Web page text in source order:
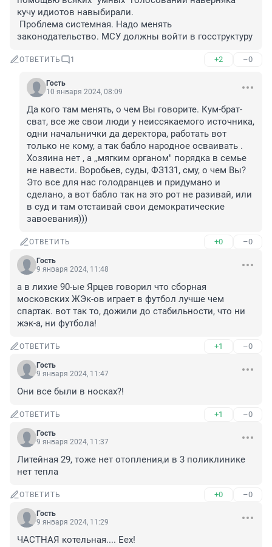
кучу идиотов навыбирали.
Проблема системная. Надо менять
законодательство. МСУ должны войти в госструктуру
ОТВЕТИТЬ 1 +2 –0
Гость
10 января 2024, 08:09
Да кого там менять, о чем Вы говорите. Кум-брат-
сват, все же свои люди у неиссякаемого источника,
одни начальнички да деректора, работать вот
только не кому, а так бабло народное осваивать .
Хозяина нет , а ,,мягким органом" порядка в семье
не навести. Воробьев, суды, ФЗ131, сму, о чем Вы?
Это все для нас голодранцев и придумано и
сделано, а вот бабло так на это рот не разивай, или
в суд и там отстаивай свои демократические
завоевания)))
ОТВЕТИТЬ +0 –0
Гость
9 января 2024, 11:48
а в лихие 90-ые Ярцев говорил что сборная
московских ЖЭк-ов играет в футбол лучше чем
спартак. вот так то, дожили до стабильности, что ни
жэк-а, ни футбола!
ОТВЕТИТЬ +1 –0
Гость
9 января 2024, 11:47
Они все были в носках?!
ОТВЕТИТЬ +1 –0
Гость
9 января 2024, 11:37
Литейная 29, тоже нет отопления,и в 3 поликлинике
нет тепла
ОТВЕТИТЬ +0 –0
Гость
9 января 2024, 11:29
ЧАСТНАЯ котельная.... Еех!